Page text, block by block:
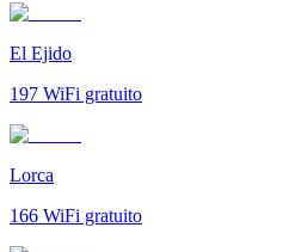
El Ejido
197 WiFi gratuito
Lorca
166 WiFi gratuito